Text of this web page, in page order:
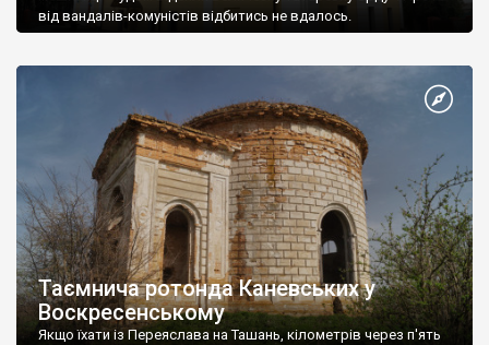
від вандалів-комуністів відбитись не вдалось.
Таємнича ротонда Каневських у
Воскресенському
Якщо їхати із Переяслава на Ташань, кілометрів через п'ять